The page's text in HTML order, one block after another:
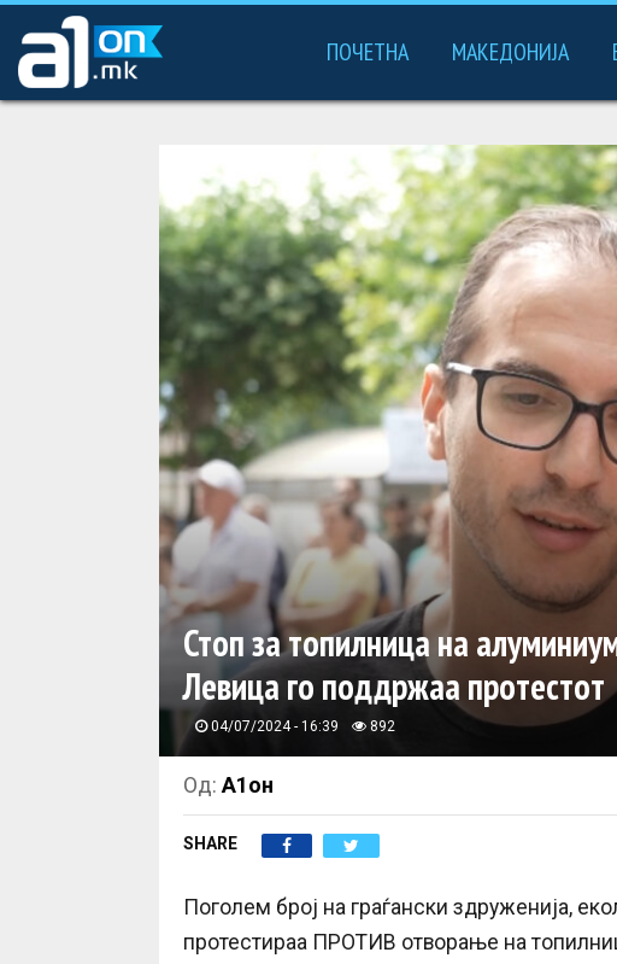
ПОЧЕТНА МАКЕДОНИЈА
Стоп за топилница на
Левица го поддржаа протестот
04/07/2024 - 16:39 892
Од: А1он
SHARE
Поголем број на граѓански здруженија,
протестираа ПРОТИВ отворање на